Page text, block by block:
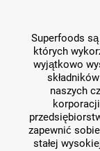
Superfoods
których
wyjątkowo
naszych
zapewnić
stałej